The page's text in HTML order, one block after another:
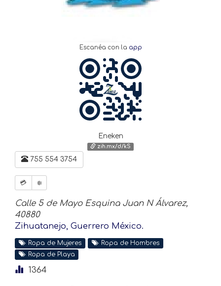
Escanéa con la app
Eneken
zih.mx/d/kS
755 554 3754
💳 ❄️
Calle 5 de Mayo Esquina Juan N Álvarez,
40880
Zihuatanejo, Guerrero México.
Ropa de Mujeres
Ropa de Hombres
Ropa de Playa
1364